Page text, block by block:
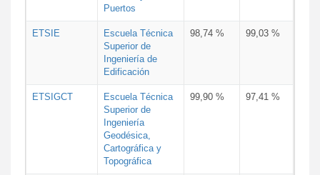
Puertos
ETSIE
Escuela Técnica
Superior de
Ingeniería de
Edificación
98,74 % 99,03 %
ETSIGCT
Escuela Técnica
Superior de
Ingeniería
Geodésica,
Cartográfica y
Topográfica
99,90 % 97,41 %